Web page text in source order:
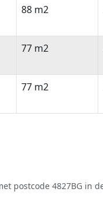
88 m2
77 m2
77 m2
postcode 4827BG in